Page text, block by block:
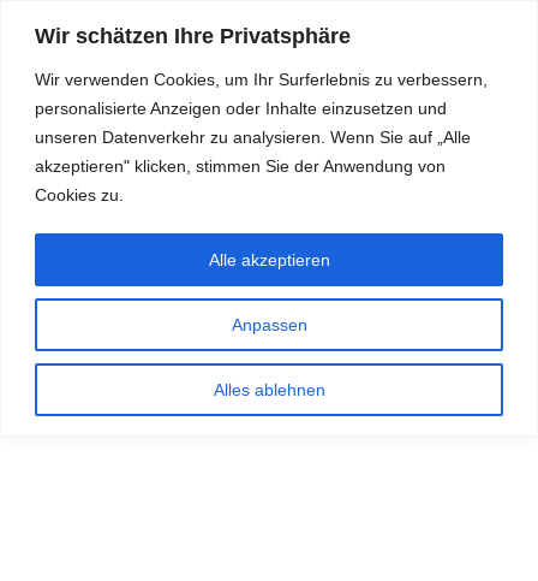
Wir schätzen Ihre Privatsphäre
Wir verwenden Cookies, um Ihr Surferlebnis zu verbessern,
personalisierte Anzeigen oder Inhalte einzusetzen und
unseren Datenverkehr zu analysieren. Wenn Sie auf „Alle
akzeptieren" klicken, stimmen Sie der Anwendung von
Cookies zu.
Anpassen
Alles ablehnen
Alle akzeptieren
RDKS.EXPERT
TESTS, EXPERTEN-TIPPS RUND UM DAS THEMA RDKS UND